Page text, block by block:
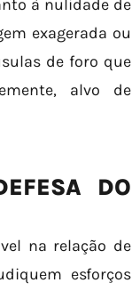
à nulidade de
exagerada ou
de foro que
alvo de
DO
na relação de
esforços